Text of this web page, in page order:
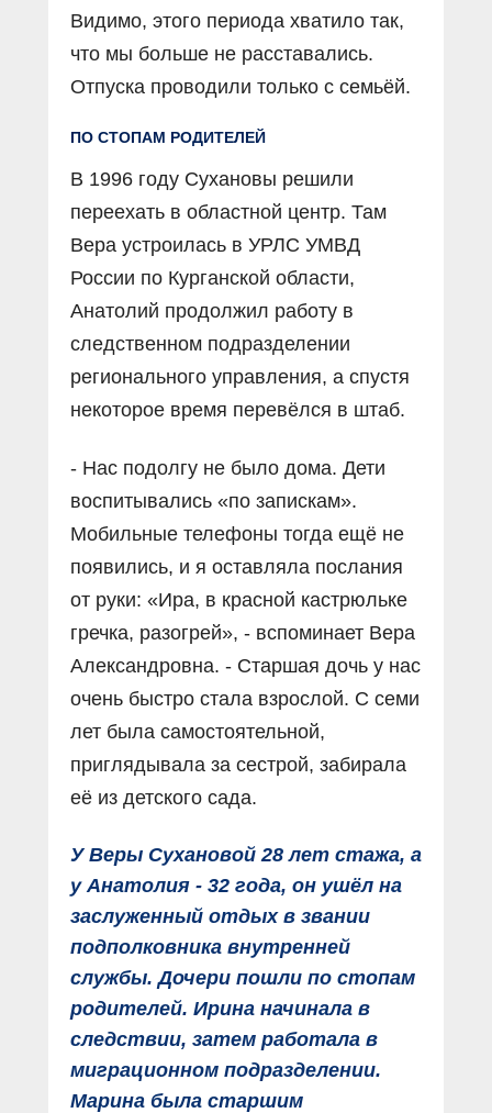
Видимо, этого периода хватило так,
что мы больше не расставались.
Отпуска проводили только с семьёй.
ПО СТОПАМ РОДИТЕЛЕЙ
В 1996 году Сухановы решили
переехать в областной центр. Там
Вера устроилась в УРЛС УМВД
России по Курганской области,
Анатолий продолжил работу в
следственном подразделении
регионального управления, а спустя
некоторое время перевёлся в штаб.
- Нас подолгу не было дома. Дети
воспитывались «по запискам».
Мобильные телефоны тогда ещё не
появились, и я оставляла послания
от руки: «Ира, в красной кастрюльке
гречка, разогрей», - вспоминает Вера
Александровна. - Старшая дочь у нас
очень быстро стала взрослой. С семи
лет была самостоятельной,
приглядывала за сестрой, забирала
её из детского сада.
У Веры Сухановой 28 лет стажа, а
у Анатолия - 32 года, он ушёл на
заслуженный отдых в звании
подполковника внутренней
службы. Дочери пошли по стопам
родителей. Ирина начинала в
следствии, затем работала в
миграционном подразделении.
Марина была старшим